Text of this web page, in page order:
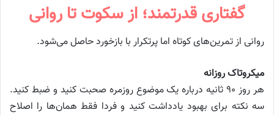
گفتاری قدرتمند؛ از سکوت تا روانی
روانی از تمرین‌های کوتاه اما پرتکرار با بازخورد حاصل می‌شود.
میکروتاک روزانه
هر روز ۹۰ ثانیه درباره یک موضوع روزمره صحبت کنید و ضبط کنید.
سه نکته برای بهبود یادداشت کنید و فردا فقط همان‌ها را اصلاح